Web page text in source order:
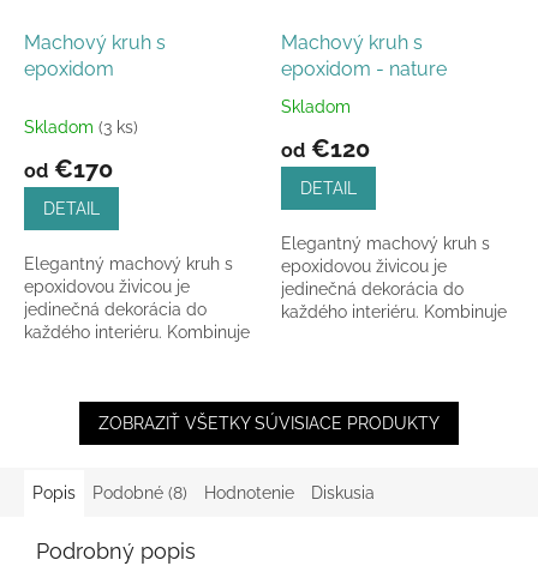
Machový kruh s
epoxidom
Skladom (3 ks)
od €170
DETAIL
Elegantný machový kruh s
epoxidovou živicou je
jedinečná dekorácia do
každého interiéru. Kombinuje
Machový kruh s
epoxidom - nature
Priemerné
produktu
5
hviezdičiek.
Skladom
od €120
DETAIL
Elegantný machový kruh s
epoxidovou živicou je
jedinečná dekorácia do
každého interiéru. Kombinuje
ZOBRAZIŤ VŠETKY SÚVISIACE PRODUKTY
Popis Podobné (8) Hodnotenie Diskusia
Podrobný popis